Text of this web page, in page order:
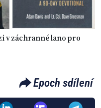
v záchranné lano pro
Epoch sdílení